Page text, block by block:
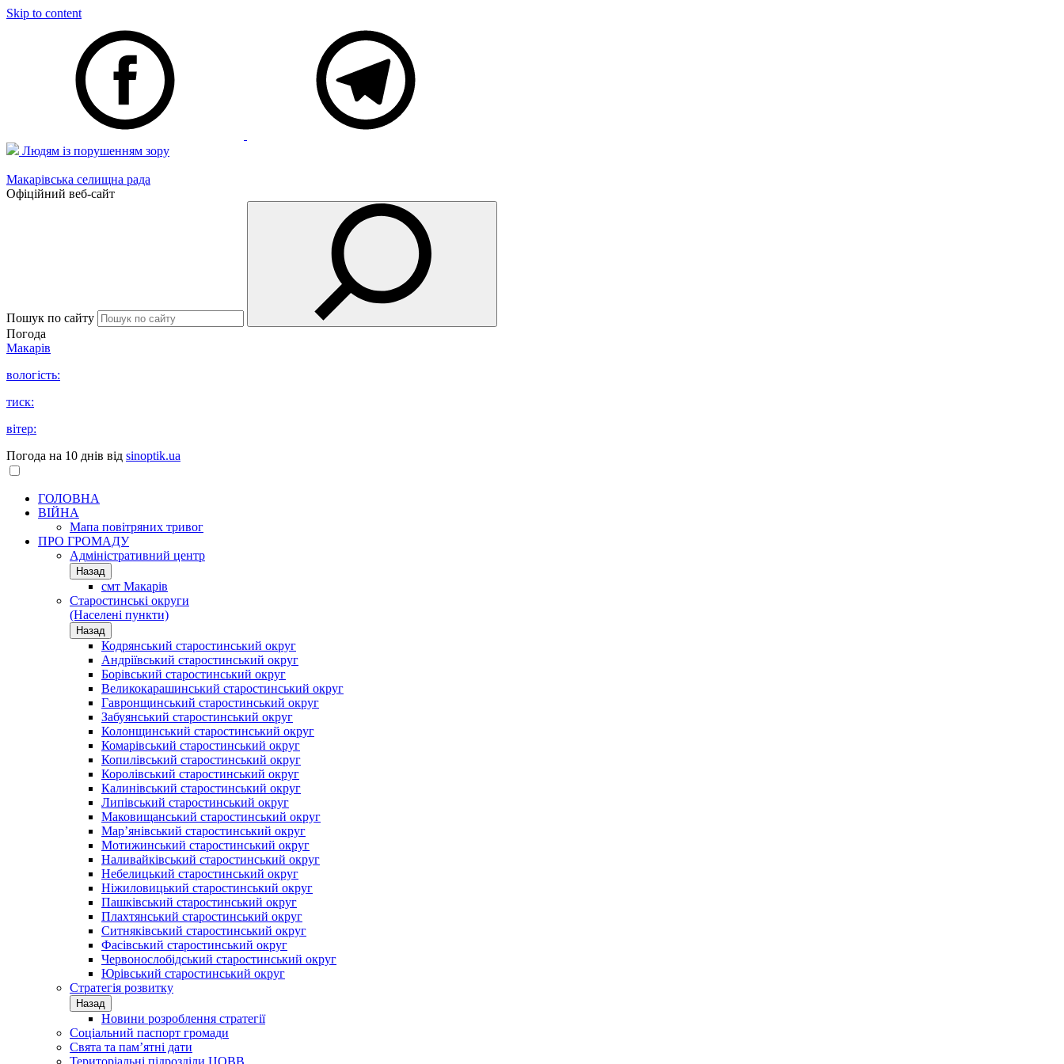
Skip to content
Людям із порушенням зору
Макарівська селищна рада
Офіційний веб-сайт
Пошук по сайту
Погода
Макарів
вологість:
тиск:
вітер:
Погода на 10 днів від sinoptik.ua
ГОЛОВНА
ВІЙНА
Мапа повітряних тривог
ПРО ГРОМАДУ
Aдміністративний центр
Назад
смт Макарів
Старостинські округи
(Населені пункти)
Назад
Кодрянський старостинський округ
Андріївський старостинський округ
Борівський старостинський округ
Великокарашинський старостинський округ
Гавронщинський старостинський округ
Забуянський старостинський округ
Колонщинський старостинський округ
Комарівський старостинський округ
Копилівський старостинський округ
Королівський старостинський округ
Калинівський старостинський округ
Липівський старостинський округ
Маковищанський старостинський округ
Мар’янівський старостинський округ
Мотижинський старостинський округ
Наливайківський старостинський округ
Небелицький старостинський округ
Ніжиловицький старостинський округ
Пашківський старостинський округ
Плахтянський старостинський округ
Ситняківський старостинський округ
Фасівський старостинський округ
Червонослобідський старостинський округ
Юрівський старостинський округ
Стратегія розвитку
Назад
Новини розроблення стратегії
Соціальний паспорт громади
Свята та пам’ятні дати
Територіальні підрозділи ЦОВВ